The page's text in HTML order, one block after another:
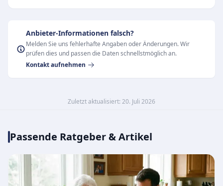
Anbieter-Informationen falsch?
Melden Sie uns fehlerhafte Angaben oder Änderungen. Wir
prüfen dies und passen die Daten schnellstmöglich an.
Kontakt aufnehmen
Zuletzt aktualisiert: 20. Juli 2026
Passende Ratgeber & Artikel